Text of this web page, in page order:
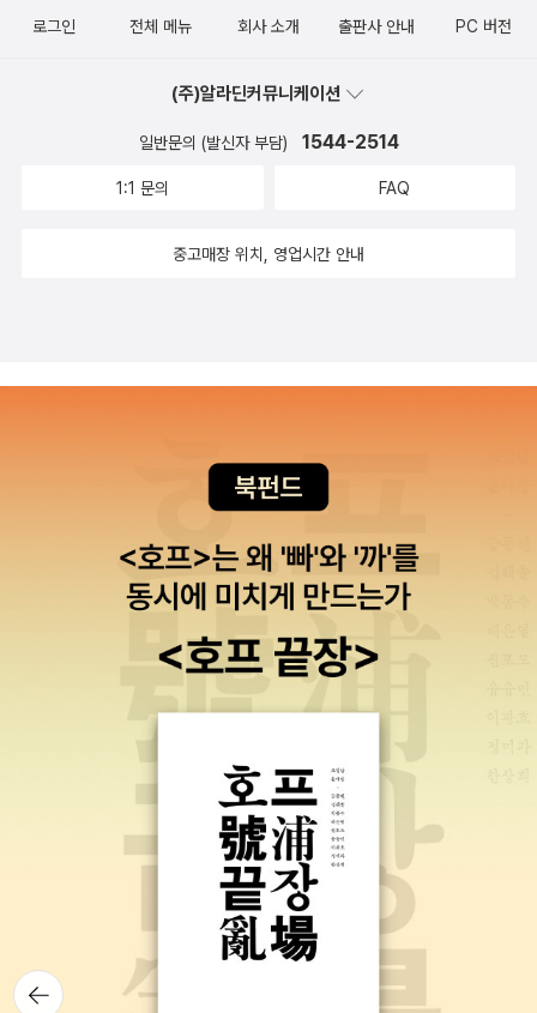
는 스웨덴에 가서 린드그렌 선생님을 만나는 장면을 상상하기 시작했
부드럽다. 나는 선생님의 손을 잡는다. 백 살이 넘은 선생님은 손에 주
테 말한다. '선생님이 이 세상에 계셔서 정말 기뻐요. 저는 선생님을
열번째 생일 다음 날 처음 만났어요. 선생님을 만나지 못했다면 저는
지를 쓰려고 스웨덴 말을 배웠어요. 선생님은 백 권이 넘는 어린이 책
스웨덴 애들만 읽으면 되겠어요?' 린드그렌 선생님은 내 손을 꼭 잡아
리카테사 윈도셰이드 멕크렐민트 에프레임즈 도우터 롱스타킹.' '어
쩜, 한 자도 안 틀리는구나.'린드그렌 선생님이 내 머리를 쓰다듬어 주
신다. '어떤 사람이 정말 삐비를 좋아하나 시험해 보려고 그렇게 길게
지으셨죠? 자그마치 서른한 자예요,.' '어떻게 알아니? 너는 정말 삐
삐를 좋아하는구나.' (39~41쪽) 비읍이가 다니던 헌책방에 만난 그
러게 언니와 이런 이야기도 나눈다. '미안해요. 우리 엄마 말대로 나
는 예의가 부족한가 봐요.' '아니야, 너는 예의가 넉넉한데 뭘. 솔직하
게 말하고 내 예기도 잘 들어주고 있잖아. 앞으로는 예의가 더 많아질
게 분명해. 린드그렌 책은 사람에 대한 진정한 예의가 뭔지 가르쳐 주
니까.' 나는 그게 무슨 말인지 이해가 되지 않았다. '사람에 대한 진정
한 예의가 뭐예요?' '그건 말이지...... 가슴으로 린드그렌 선생님 책을
읽다 보면 저절로 알게 되는 거야. (79쪽) 그리고 2002년 1월 28
일, 린드그렌 선생님이 돌아가셨다는 소식을 들은 비읍이는 이렇게
적었다. 선생님이 돌아가신 걸 알게 된 날. 베개랑 이불이 흠뻑 젖을
만큼 울었어요. 선생님께 드릴 편지로 공책 한 권을 가득 채웠는데, 선
생님께 옮긴이가 될 거라고 꼭 말하고 싶었는데. <나비를 잡는 아버
그의 남긴 아동문학의 성과를 계승하고 그 정신을 이어가고 있다. 무
적 자산이다. 린드그렌은 떠나갔지만 그의 작품과 어린이에 대한 사
랑은 여전히 남아 있고 앞으로도 영원할 것이다. 그의 작품 중 40여
남긴 몇 안 되는 그림책들 중 2권의 그림책 『비밀의 방』『말하는 인형
어린이 독자들에게 사랑을 받고 있는 그의 동화책들과 더불어 이 그
뒤로가
기
로그인 전체 메뉴 회사 소개 출판사 안내 PC 버전
(주)알라딘커뮤니케이션
일반문의 (발신자 부담) 1544-2514
1:1 문의 FAQ
중고매장 위치, 영업시간 안내